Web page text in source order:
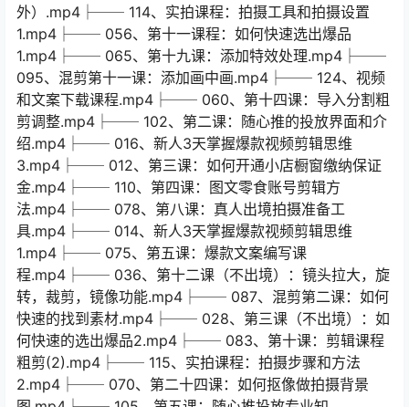
外）.mp4├── 114、实拍课程：拍摄工具和拍摄设置
1.mp4├── 056、第十一课程：如何快速选出爆品
1.mp4├── 065、第十九课：添加特效处理.mp4├──
095、混剪第十一课：添加画中画.mp4├── 124、视频
和文案下载课程.mp4├── 060、第十四课：导入分割粗
剪调整.mp4├── 102、第二课：随心推的投放界面和介
绍.mp4├── 016、新人3天掌握爆款视频剪辑思维
3.mp4├── 012、第三课：如何开通小店橱窗缴纳保证
金.mp4├── 110、第四课：图文零食账号剪辑方
法.mp4├── 078、第八课：真人出境拍摄准备工
具.mp4├── 014、新人3天掌握爆款视频剪辑思维
1.mp4├── 075、第五课：爆款文案编写课
程.mp4├── 036、第十二课（不出境）：镜头拉大，旋
转，裁剪，镜像功能.mp4├── 087、混剪第二课：如何
快速的找到素材.mp4├── 028、第三课（不出境）：如
何快速的选出爆品2.mp4├── 083、第十课：剪辑课程
粗剪(2).mp4├── 115、实拍课程：拍摄步骤和方法
2.mp4├── 070、第二十四课：如何抠像做拍摄背景